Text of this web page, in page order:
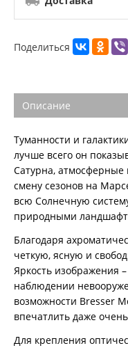
Поделиться
Описание
Туманности и
лучше всего он
Сатурна,
смену сезонов на
всю Солнечную
природными
Благодаря
четкую, ясную и
Яркость изображения
наблюдении
возможности Bresser
впечатлить даже
Для крепления